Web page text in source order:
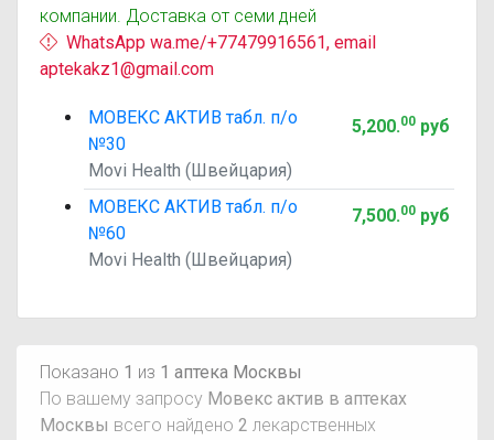
компании. Доставка от семи дней
WhatsApp wa.me/+77479916561, email
aptekakz1@gmail.com
МОВЕКС АКТИВ табл. п/о
№30
Movi Health (Швейцария)
5,200.00руб
МОВЕКС АКТИВ табл. п/о
№60
Movi Health (Швейцария)
7,500.00руб
Показано 1 из 1 аптека Москвы
По вашему запросу Мовекс актив в аптеках
Москвы всего найдено 2 лекарственных